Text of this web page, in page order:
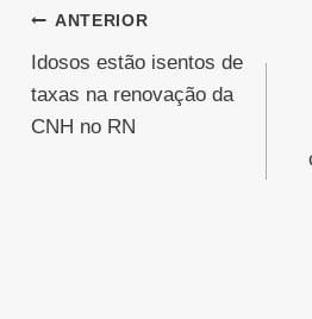
Navegação
de
Post
ANTERIOR
Idosos estão isentos de
taxas na renovação da
CNH no RN